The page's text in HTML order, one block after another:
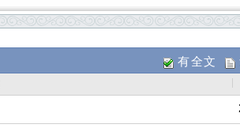
有全文